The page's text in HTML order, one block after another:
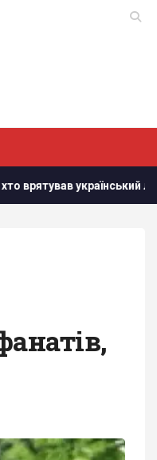
літак від дрона в